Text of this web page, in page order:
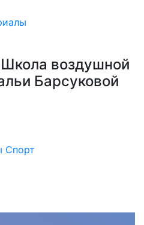
воздушной
Барсуковой
Спорт